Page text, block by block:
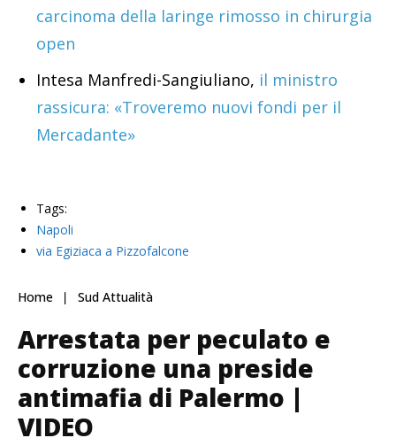
carcinoma della laringe rimosso in chirurgia
open
Intesa Manfredi-Sangiuliano, il ministro
rassicura: «Troveremo nuovi fondi per il
Mercadante»
Tags:
Napoli
via Egiziaca a Pizzofalcone
Home Sud Attualità
Arrestata per peculato e
corruzione una preside
antimafia di Palermo |
VIDEO